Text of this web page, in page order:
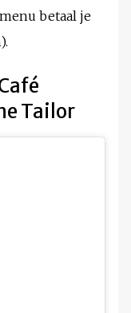
betaal je
Tailor